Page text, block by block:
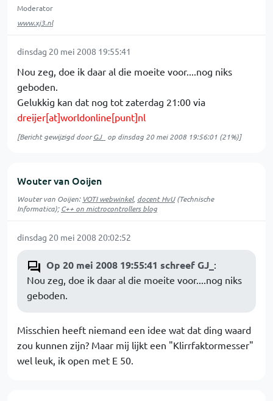
Moderator
www.xj3.nl
dinsdag 20 mei 2008 19:55:41
Nou zeg, doe ik daar al die moeite voor....nog niks
geboden.
Gelukkig kan dat nog tot zaterdag 21:00 via
dreijer[at]worldonline[punt]nl
[Bericht gewijzigd doorGJ_ op dinsdag 20 mei 2008 19:56:01 (21%)]
Wouter van Ooijen
Wouter van Ooijen: VOTI webwinkel, docent HvU(Technische
Informatica);C++ on mictrocontrollers blog
dinsdag 20 mei 2008 20:02:52
Op 20 mei 2008 19:55:41 schreef GJ_ :
Nou zeg, doe ik daar al die moeite voor....nog niks
geboden.
Misschien heeft niemand een idee wat dat ding waard
zou kunnen zijn? Maar mij lijkt een "Klirrfaktormesser"
wel leuk, ik open met E 50.